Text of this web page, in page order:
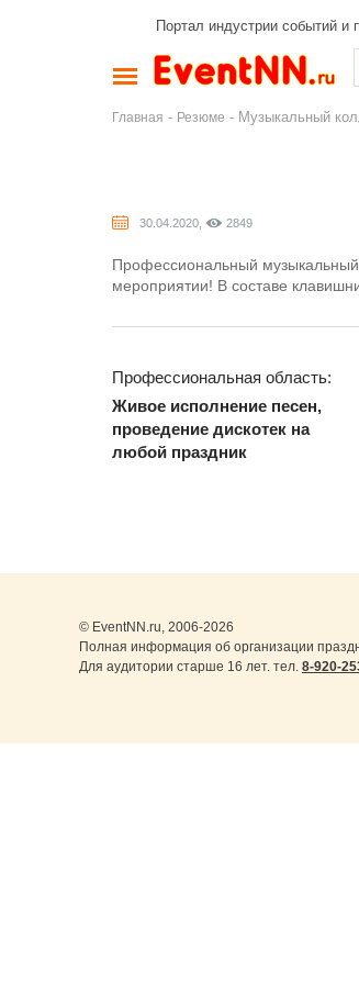
Портал индустрии событий и
Главная - Резюме - Музыкальный
30.04.2020, 2849
Профессиональный музыкальный
мероприятии! В составе
Профессиональная область:
Живое исполнение песен,
проведение дискотек на
любой праздник
© EventNN.ru, 2006-2026
Полная информация об организации
Для аудитории старше 16 лет. тел. 8-920-